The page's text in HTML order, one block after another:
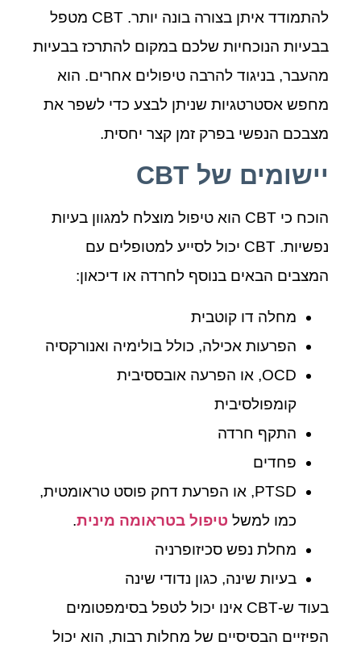
להתמודד איתן בצורה בונה יותר. CBT מטפל
בבעיות הנוכחיות שלכם במקום להתרכז בבעיות
מהעבר, בניגוד להרבה טיפולים אחרים. הוא
מחפש אסטרטגיות שניתן לבצע כדי לשפר את
מצבכם הנפשי בפרק זמן קצר יחסית.
יישומים של CBT
הוכח כי CBT הוא טיפול מוצלח למגוון בעיות
נפשיות. CBT יכול לסייע למטופלים עם
המצבים הבאים בנוסף לחרדה או דיכאון:
מחלה דו קוטבית
הפרעות אכילה, כולל בולימיה ואנורקסיה
OCD, או הפרעה אובססיבית
קומפולסיבית
התקף חרדה
פחדים
PTSD, או הפרעת דחק פוסט טראומטית,
כמו למשל טיפול בטראומה מינית.
מחלת נפש סכיזופרניה
בעיות שינה, כגון נדודי שינה
בעוד ש-CBT אינו יכול לטפל בסימפטומים
הפיזיים הבסיסיים של מחלות רבות, הוא יכול